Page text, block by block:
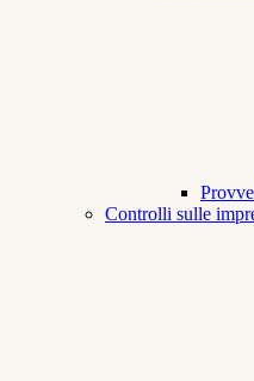
Controlli sulle